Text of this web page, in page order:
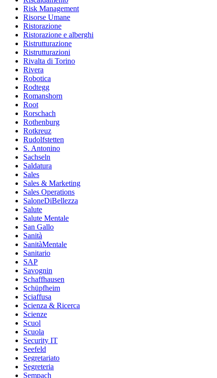
Risk Management
Risorse Umane
Ristorazione
Ristorazione e alberghi
Ristrutturazione
Ristrutturazioni
Rivalta di Torino
Rivera
Robotica
Rodtegg
Romanshorn
Root
Rorschach
Rothenburg
Rotkreuz
Rudolfstetten
S. Antonino
Sachseln
Saldatura
Sales
Sales & Marketing
Sales Operations
SaloneDiBellezza
Salute
Salute Mentale
San Gallo
Sanità
SanitàMentale
Sanitario
SAP
Savognin
Schaffhausen
Schüpfheim
Sciaffusa
Scienza & Ricerca
Scienze
Scuol
Scuola
Security IT
Seefeld
Segretariato
Segreteria
Sempach